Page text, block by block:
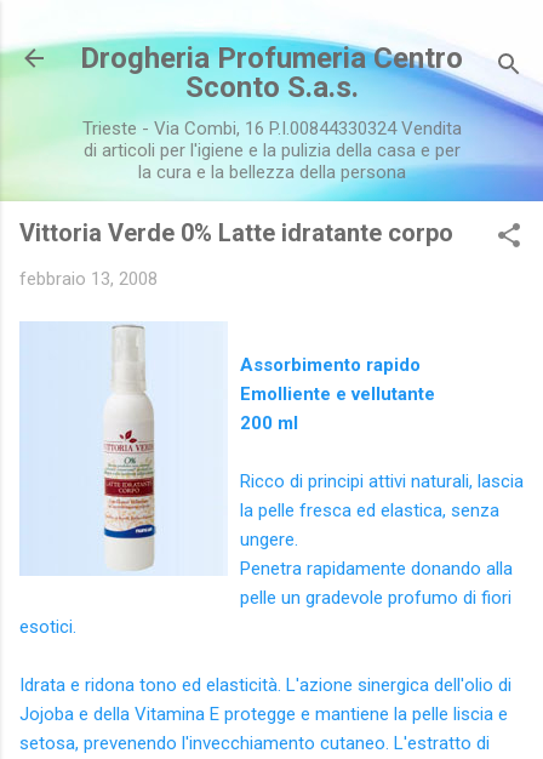
Passa ai contenuti principali
Drogheria Profumeria Centro
Sconto S.a.s.
Trieste - Via Combi, 16 P.I.00844330324 Vendita
di articoli per l'igiene e la pulizia della casa e per
la cura e la bellezza della persona
Vittoria Verde 0% Latte idratante corpo
febbraio 13, 2008
Assorbimento rapido
Emolliente e vellutante
200 ml
Ricco di principi attivi naturali, lascia
la pelle fresca ed elastica, senza
ungere.
Penetra rapidamente donando alla
pelle un gradevole profumo di fiori
esotici.
Idrata e ridona tono ed elasticità. L'azione sinergica dell'olio di
Jojoba e della Vitamina E protegge e mantiene la pelle liscia e
setosa, prevenendo l'invecchiamento cutaneo. L'estratto di